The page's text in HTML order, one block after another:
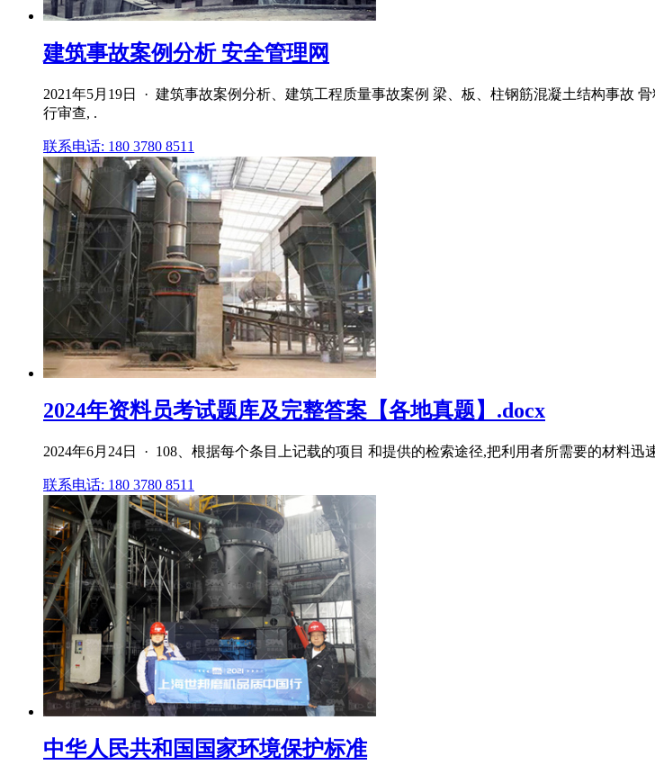
建筑事故案例分析 安全管理网
2021年5月19日 · 建筑事故案例分析、建筑工程质量事故案例 梁、板、柱钢筋混凝土结构事故
行审查, .
联系电话: 180 3780 8511
2024年资料员考试题库及完整答案【各地真题】.docx
2024年6月24日 · 108、根据每个条目上记载的项目 和提供的检索途径,把利用者所需要的材料
联系电话: 180 3780 8511
中华人民共和国国家环境保护标准